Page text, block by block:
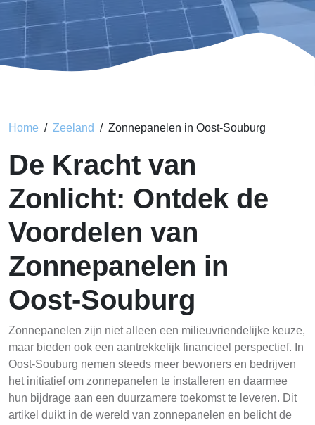
Home Zeeland Zonnepanelen in Oost-Souburg
De Kracht van
Zonlicht: Ontdek de
Voordelen van
Zonnepanelen in
Oost-Souburg
Zonnepanelen zijn niet alleen een milieuvriendelijke keuze,
maar bieden ook een aantrekkelijk financieel perspectief. In
Oost-Souburg nemen steeds meer bewoners en bedrijven
het initiatief om zonnepanelen te installeren en daarmee
hun bijdrage aan een duurzamere toekomst te leveren. Dit
artikel duikt in de wereld van zonnepanelen en belicht de